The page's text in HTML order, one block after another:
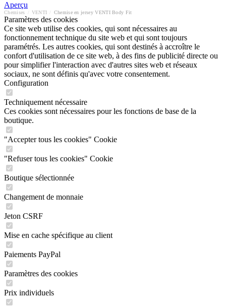
Aperçu
Chemises VENTI Chemise en jersey VENTI Body Fit
Paramètres des cookies
Ce site web utilise des cookies, qui sont nécessaires au
fonctionnement technique du site web et qui sont toujours
paramétrés. Les autres cookies, qui sont destinés à accroître le
confort d'utilisation de ce site web, à des fins de publicité directe ou
pour simplifier l'interaction avec d'autres sites web et réseaux
sociaux, ne sont définis qu'avec votre consentement.
Configuration
Techniquement nécessaire
Ces cookies sont nécessaires pour les fonctions de base de la
boutique.
"Accepter tous les cookies" Cookie
"Refuser tous les cookies" Cookie
Boutique sélectionnée
Changement de monnaie
Jeton CSRF
Mise en cache spécifique au client
Paiements PayPal
Paramètres des cookies
Prix individuels